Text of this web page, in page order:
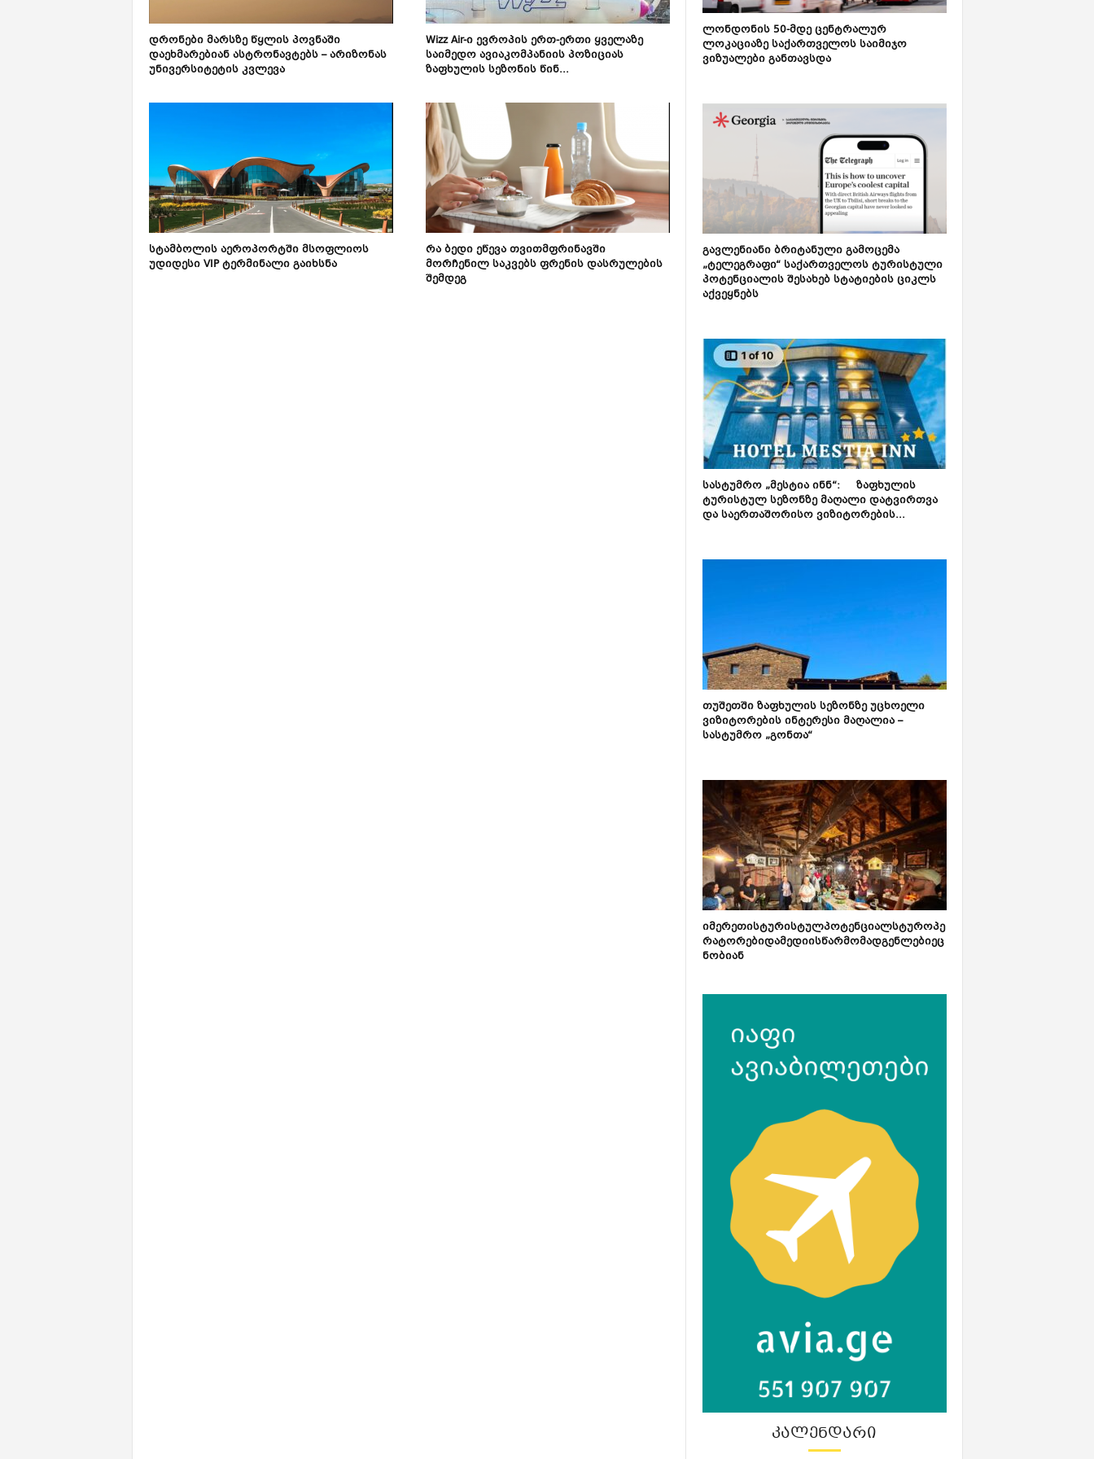
დრონები მარსზე წყლის პოვნაში
დაეხმარებიან ასტრონავტებს – არიზონას
უნივერსიტეტის კვლევა
Wizz Air-ი ევროპის ერთ-ერთი ყველაზე
საიმედო ავიაკომპანიის პოზიციას
ზაფხულის სეზონის წინ...
სტამბოლის აეროპორტში მსოფლიოს
უდიდესი VIP ტერმინალი გაიხსნა
რა ბედი ეწევა თვითმფრინავში
მორჩენილ საკვებს ფრენის დასრულების
შემდეგ
ლონდონის 50-მდე ცენტრალურ
ლოკაციაზე საქართველოს საიმიჯო
ვიზუალები განთავსდა
გავლენიანი ბრიტანული გამოცემა
„ტელეგრაფი“ საქართველოს ტურისტული
პოტენციალის შესახებ სტატიების ციკლს
აქვეყნებს
სასტუმრო „მესტია ინნ“: ზაფხულის
ტურისტულ სეზონზე მაღალი დატვირთვა
და საერთაშორისო ვიზიტორების...
თუშეთში ზაფხულის სეზონზე უცხოელი
ვიზიტორების ინტერესი მაღალია –
სასტუმრო „გონთა“
იმერეთისტურისტულპოტენციალსტუროპე
რატორებიდამედიისწარმომადგენლებიეც
ნობიან
ᲙᲐᲚᲔᲜᲓᲐᲠᲘ